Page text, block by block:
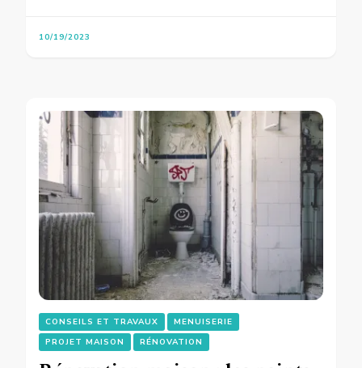
10/19/2023
CONSEILS ET TRAVAUX
MENUISERIE
PROJET MAISON
RÉNOVATION